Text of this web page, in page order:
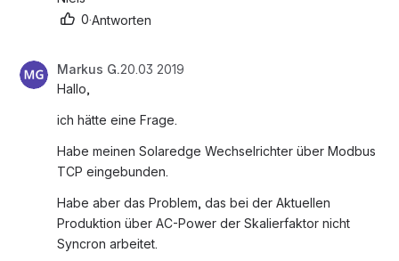
0·Antworten
Markus G.20.03 2019
Hallo,
ich hätte eine Frage.
Habe meinen Solaredge Wechselrichter über Modbus
TCP eingebunden.
Habe aber das Problem, das bei der Aktuellen
Produktion über AC-Power der Skalierfaktor nicht
Syncron arbeitet.